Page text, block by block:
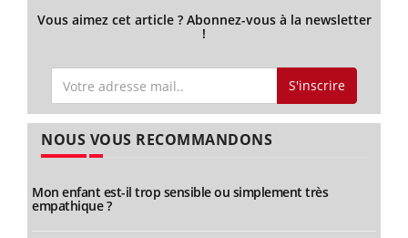
Vous aimez cet article ? Abonnez-vous à la newsletter
!
S'inscrire
NOUS VOUS RECOMMANDONS
Mon enfant est-il trop sensible ou simplement très
empathique ?